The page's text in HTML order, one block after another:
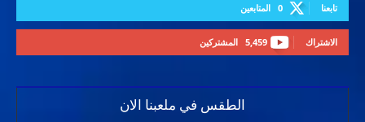
0 المتابعين تابعنا
5,459 المشتركين الاشتراك
الطقس في ملعبنا الان